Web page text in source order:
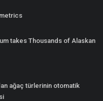
takes Thousands of Alaskan
ağaç türlerinin otomatik